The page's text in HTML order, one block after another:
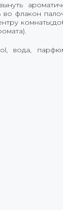
флакон
вода,